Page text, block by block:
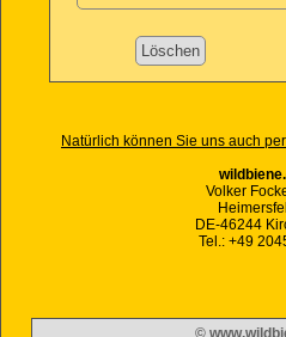
Natürlich können Sie uns auch
Volker
DE-46244
Tel.: +49
©